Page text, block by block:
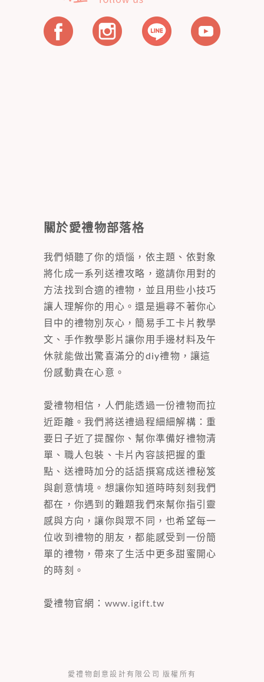
關於愛禮物部落格
我們傾聽了你的煩惱，依主題、依對象
將化成一系列送禮攻略，邀請你用對的
方法找到合適的禮物，並且用些小技巧
讓人理解你的用心。還是遍尋不著你心
目中的禮物別灰心，簡易手工卡片教學
文、手作教學影片讓你用手邊材料及午
休就能做出驚喜滿分的diy禮物，讓這
份感動貴在心意。
愛禮物相信，人們能透過一份禮物而拉
近距離。我們將送禮過程細細解構：重
要日子近了提醒你、幫你準備好禮物清
單、職人包裝、卡片內容該把握的重
點、送禮時加分的話語撰寫成送禮秘笈
與創意情境。想讓你知道時時刻刻我們
都在，你遇到的難題我們來幫你指引靈
感與方向，讓你與眾不同，也希望每一
位收到禮物的朋友，都能感受到一份簡
單的禮物，帶來了生活中更多甜蜜開心
的時刻。
愛禮物官網： www.igift.tw
愛禮物創意設計有限公司 版權所有